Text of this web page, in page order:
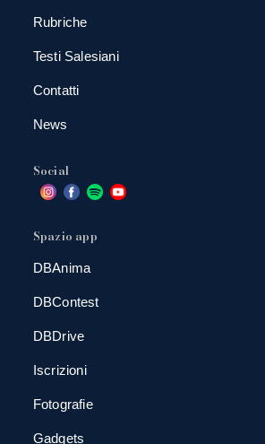
Rubriche
Testi Salesiani
Contatti
News
Social
Spazio app
DBAnima
DBContest
DBDrive
Iscrizioni
Fotografie
Gadgets